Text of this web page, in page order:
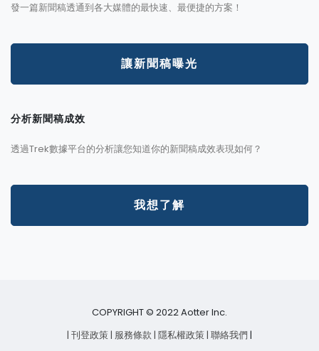
發一篇新聞稿透通到各大媒體的最快速、最便捷的方案！
讓新聞稿曝光
分析新聞稿成效
透過Trek數據平台的分析讓您知道你的新聞稿成效表現如何？
我想了解
COPYRIGHT © 2022 Aotter Inc.
| 刊登政策 | 服務條款 | 隱私權政策 | 聯絡我們 |